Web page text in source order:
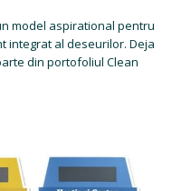
model aspirational pentru
integrat al deseurilor. Deja
din portofoliul Clean